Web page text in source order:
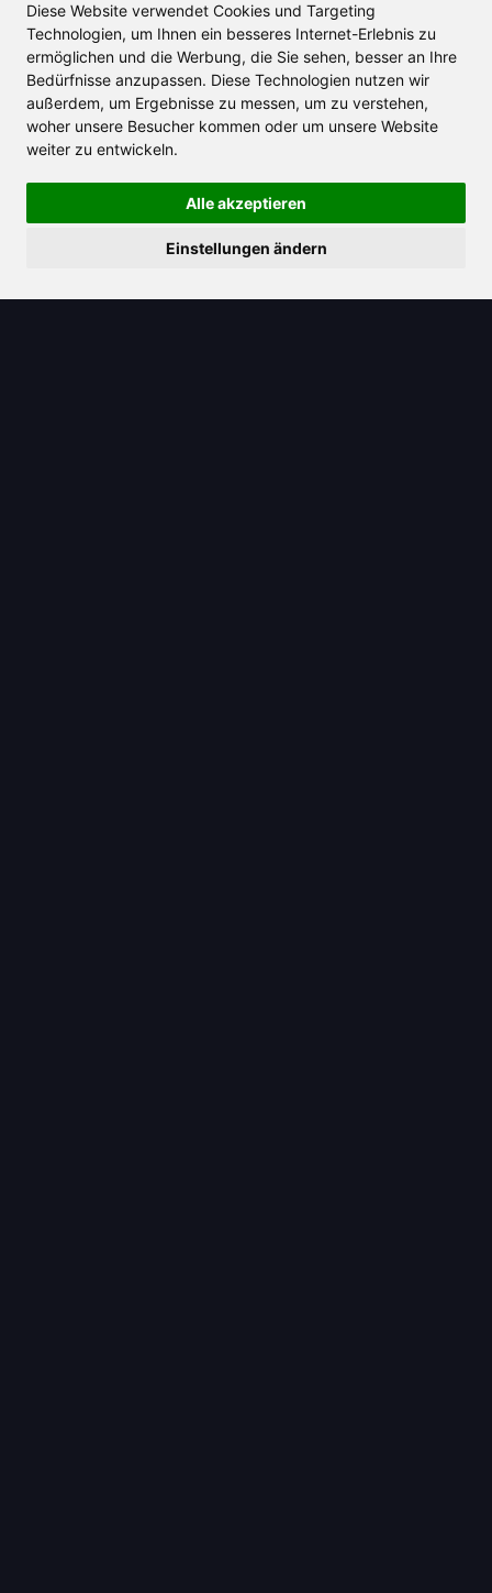
Diese Website verwendet Cookies und Targeting
Technologien, um Ihnen ein besseres Internet-Erlebnis zu
ermöglichen und die Werbung, die Sie sehen, besser an Ihre
Bedürfnisse anzupassen. Diese Technologien nutzen wir
außerdem, um Ergebnisse zu messen, um zu verstehen,
woher unsere Besucher kommen oder um unsere Website
weiter zu entwickeln.
Alle akzeptieren
Einstellungen ändern
2025/04/17
Kupon AI macht Online-Shopping
einfach mit unschlagbaren
Einsparungen, die jeder liebt